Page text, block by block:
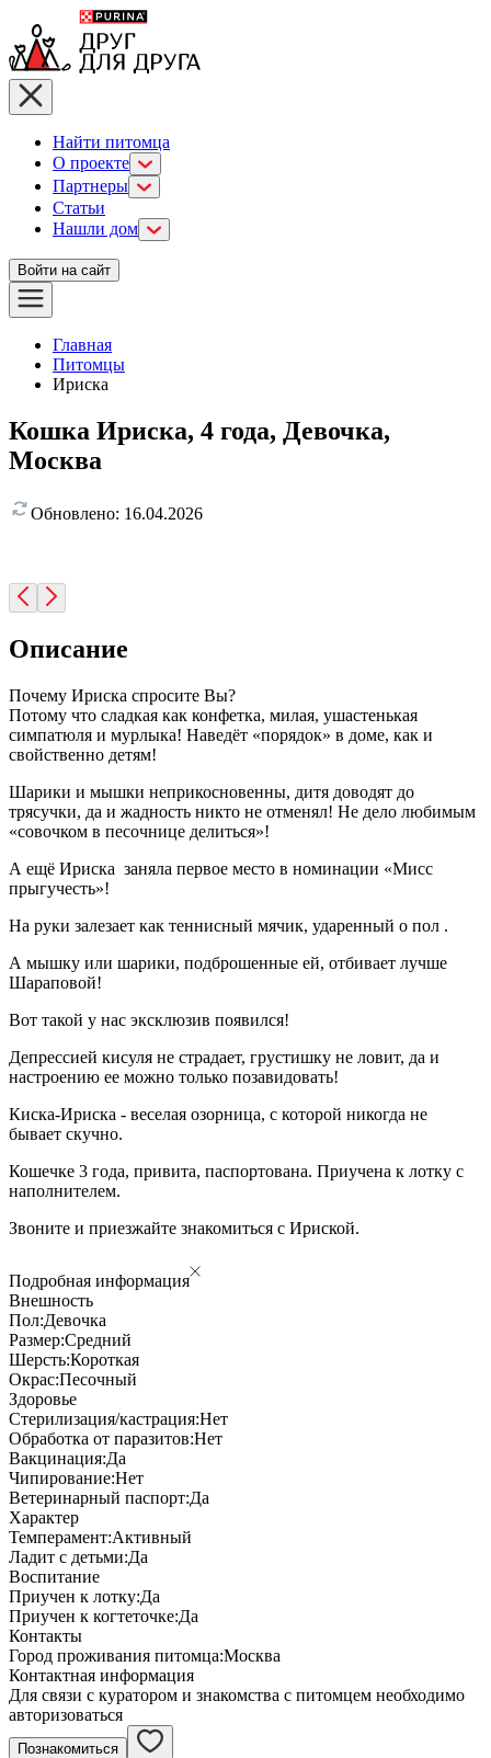
Найти питомца
О проекте
Партнеры
Статьи
Нашли дом
Войти на сайт
Главная
Питомцы
Ириска
Кошка Ириска, 4 года, Девочка,
Москва
Обновлено: 16.04.2026
Описание
Почему Ириска спросите Вы?
Потому что сладкая как конфетка, милая, ушастенькая
симпатюля и мурлыка! Наведёт «порядок» в доме, как и
свойственно детям!
Шарики и мышки неприкосновенны, дитя доводят до
трясучки, да и жадность никто не отменял! Не дело любимым
«совочком в песочнице делиться»!
А ещё Ириска заняла первое место в номинации «Мисс
прыгучесть»!
На руки залезает как теннисный мячик, ударенный о пол .
А мышку или шарики, подброшенные ей, отбивает лучше
Шараповой!
Вот такой у нас эксклюзив появился!
Депрессией кисуля не страдает, грустишку не ловит, да и
настроению ее можно только позавидовать!
Киска-Ириска - веселая озорница, с которой никогда не
бывает скучно.
Кошечке 3 года, привита, паспортована. Приучена к лотку с
наполнителем.
Звоните и приезжайте знакомиться с Ириской.
Подробная информация
Внешность
Пол:Девочка
Размер:Средний
Шерсть:Короткая
Окрас:Песочный
Здоровье
Стерилизация/кастрация:Нет
Обработка от паразитов:Нет
Вакцинация:Да
Чипирование:Нет
Ветеринарный паспорт:Да
Характер
Темперамент:Активный
Ладит с детьми:Да
Воспитание
Приучен к лотку:Да
Приучен к когтеточке:Да
Контакты
Город проживания питомца:Москва
Контактная информация
Для связи с куратором и знакомства с питомцем необходимо
авторизоваться
Познакомиться